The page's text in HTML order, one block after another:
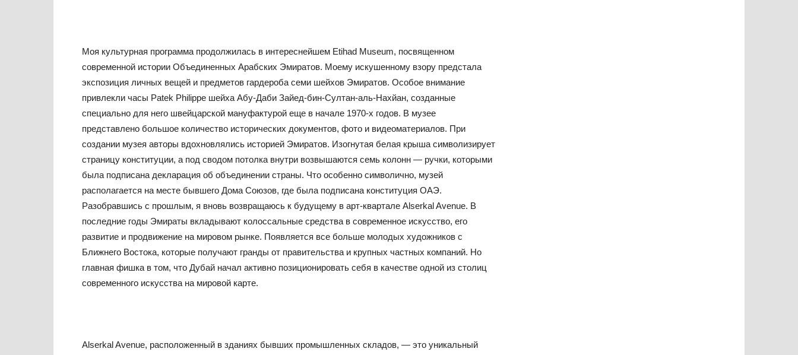
Моя культурная программа продолжилась в интереснейшем Etihad Museum, посвященном
современной истории Объединенных Арабских Эмиратов. Моему искушенному взору предстала
экспозиция личных вещей и предметов гардероба семи шейхов Эмиратов. Особое внимание
привлекли часы Patek Philippe шейха Абу-Даби Зайед-бин-Султан-аль-Нахйан, созданные
специально для него швейцарской мануфактурой еще в начале 1970-х годов. В музее
представлено большое количество исторических документов, фото и видеоматериалов. При
создании музея авторы вдохновлялись историей Эмиратов. Изогнутая белая крыша символизирует
страницу конституции, а под сводом потолка внутри возвышаются семь колонн — ручки, которыми
была подписана декларация об объединении страны. Что особенно символично, музей
располагается на месте бывшего Дома Союзов, где была подписана конституция ОАЭ.
Разобравшись с прошлым, я вновь возвращаюсь к будущему в арт-квартале Alserkal Avenue. В
последние годы Эмираты вкладывают колоссальные средства в современное искусство, его
развитие и продвижение на мировом рынке. Появляется все больше молодых художников с
Ближнего Востока, которые получают гранды от правительства и крупных частных компаний. Но
главная фишка в том, что Дубай начал активно позиционировать себя в качестве одной из столиц
современного искусства на мировой карте.
Alserkal Avenue, расположенный в зданиях бывших промышленных складов, — это уникальный